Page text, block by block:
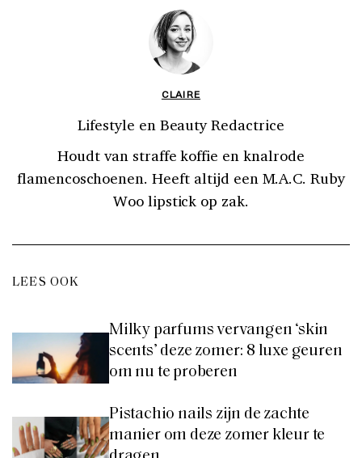
CLAIRE
Lifestyle en Beauty Redactrice
Houdt van straffe koffie en knalrode
flamencoschoenen. Heeft altijd een M.A.C. Ruby
Woo lipstick op zak.
LEES OOK
Milky parfums vervangen ‘skin
scents’ deze zomer: 8 luxe geuren
om nu te proberen
Pistachio nails zijn de zachte
manier om deze zomer kleur te